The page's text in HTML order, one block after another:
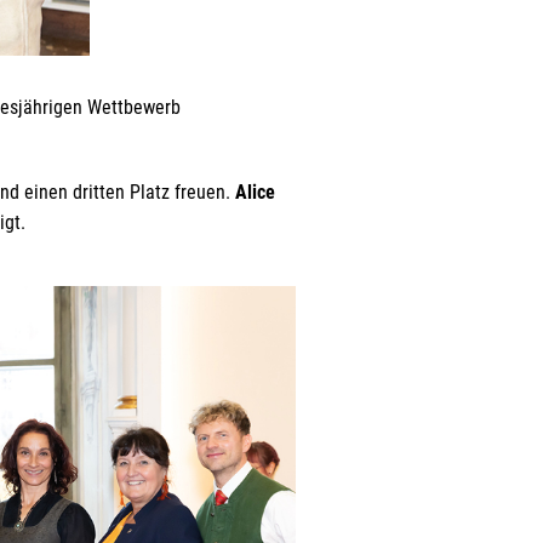
Wettbewerb
einen dritten Platz freuen. Alice
in